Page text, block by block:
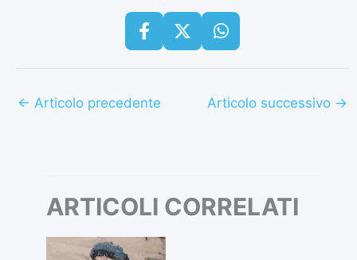
← Articolo precedente Articolo successivo →
ARTICOLI CORRELATI